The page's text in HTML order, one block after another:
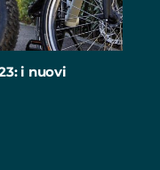
i nuovi